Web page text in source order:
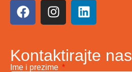
Kontaktirajte nas
Ime i prezime